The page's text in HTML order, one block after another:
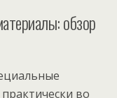
обзор
во